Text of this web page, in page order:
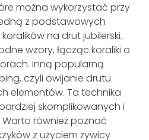
można wykorzystać przy
z podstawowych
na drut jubilerski.
wzory, łącząc koraliki o
Inną popularną
czyli owijanie drutu
elementów. Ta technika
skomplikowanych i
również poznać
z użyciem żywicy